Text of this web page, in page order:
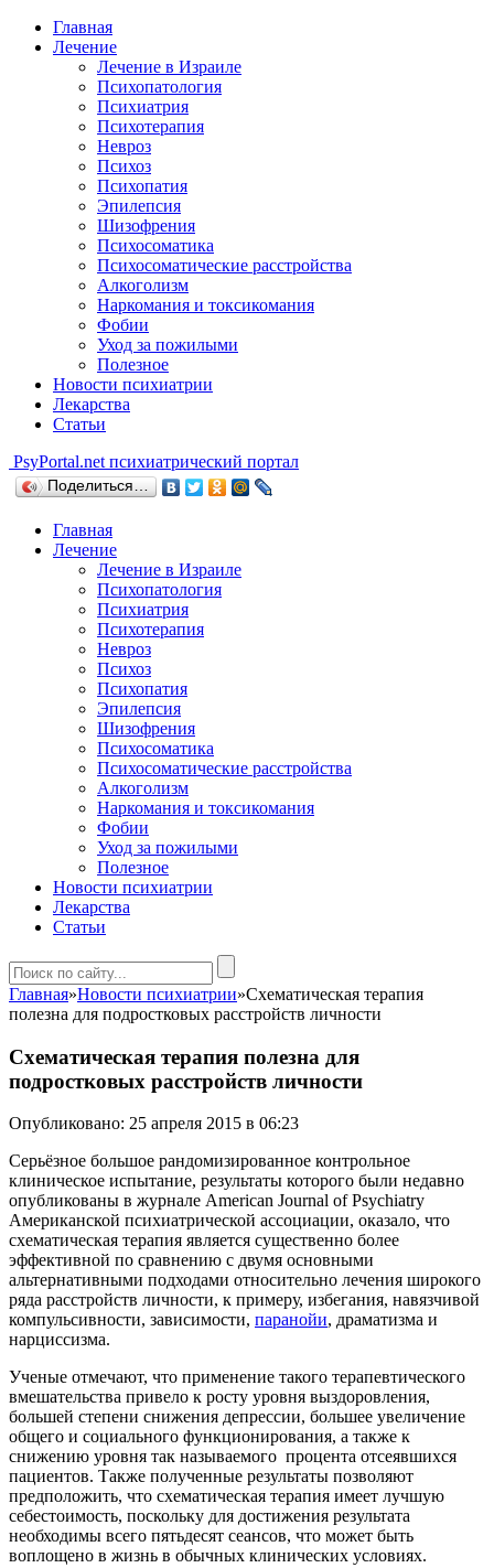
Главная
Лечение
Лечение в Израиле
Психопатология
Психиатрия
Психотерапия
Невроз
Психоз
Психопатия
Эпилепсия
Шизофрения
Психосоматика
Психосоматические расстройства
Алкоголизм
Наркомания и токсикомания
Фобии
Уход за пожилыми
Полезное
Новости психиатрии
Лекарства
Статьи
PsyPortal.net психиатрический портал
Поделиться…
Главная
Лечение
Лечение в Израиле
Психопатология
Психиатрия
Психотерапия
Невроз
Психоз
Психопатия
Эпилепсия
Шизофрения
Психосоматика
Психосоматические расстройства
Алкоголизм
Наркомания и токсикомания
Фобии
Уход за пожилыми
Полезное
Новости психиатрии
Лекарства
Статьи
Главная»Новости психиатрии»Схематическая терапия
полезна для подростковых расстройств личности
Схематическая терапия полезна для
подростковых расстройств личности
Опубликовано: 25 апреля 2015 в 06:23
Серьёзное большое рандомизированное контрольное
клиническое испытание, результаты которого были недавно
опубликованы в журнале American Jоurnal of Psychiatry
Американской психиатрической ассоциации, оказало, что
схематическая терапия является существенно более
эффективной по сравнению с двумя основными
альтернативными подходами относительно лечения широкого
ряда расстройств личности, к примеру, избегания, навязчивой
компульсивности, зависимости, паранойи, драматизма и
нарциссизма.
Ученые отмечают, что применение такого терапевтического
вмешательства привело к росту уровня выздоровления,
большей степени снижения депрессии, большее увеличение
общего и социального функционирования, а также к
снижению уровня так называемого процента отсеявшихся
пациентов. Также полученные результаты позволяют
предположить, что схематическая терапия имеет лучшую
себестоимость, поскольку для достижения результата
необходимы всего пятьдесят сеансов, что может быть
воплощено в жизнь в обычных клинических условиях.